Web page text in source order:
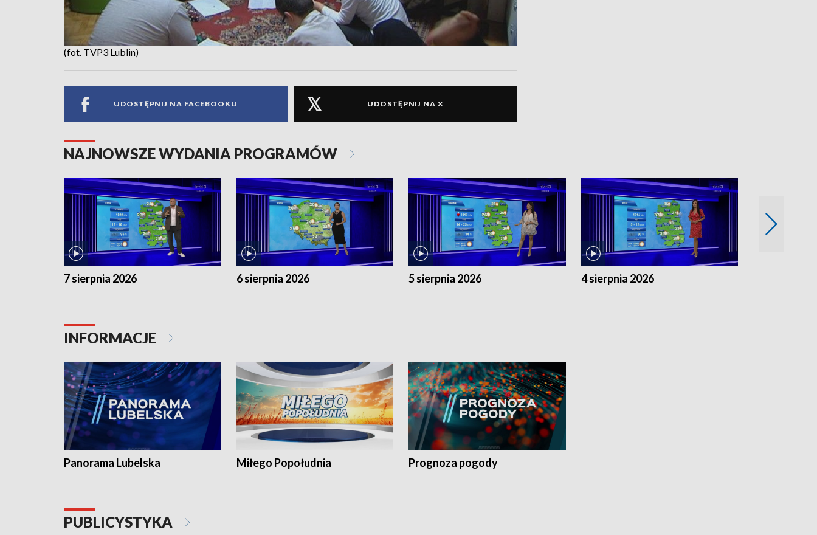
(fot. TVP3 Lublin)
UDOSTĘPNIJ NA FACEBOOKU UDOSTĘPNIJ NA X
NAJNOWSZE WYDANIA PROGRAMÓW
7 sierpnia 2026 6 sierpnia 2026 5 sierpnia 2026 4 sierpnia 2026
INFORMACJE
Panorama Lubelska Miłego Popołudnia Prognoza pogody
PUBLICYSTYKA